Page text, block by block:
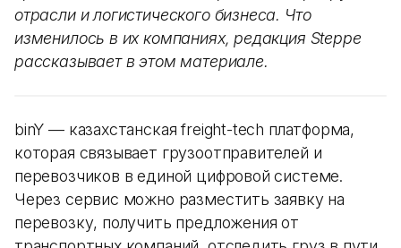
отрасли и логистического бизнеса. Что
изменилось в их компаниях, редакция Steppe
рассказывает в этом материале.
binY — казахстанская freight-tech платформа,
которая связывает грузоотправителей и
перевозчиков в единой цифровой системе.
Через сервис можно разместить заявку на
перевозку, получить предложения от